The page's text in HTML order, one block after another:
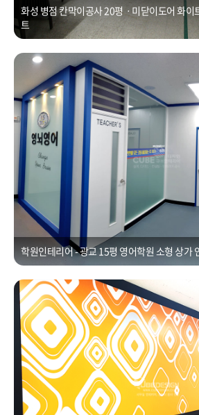
화성 병점 칸막이공사 20평ㆍ미닫이도어 화이
트
학원인테리어 - 광교 15평 영어학원 소형 상가 인
Posted on2021년 1월 1일by
학원인테리어 - 광교 15평 영어학원 소형 상가
입구파사드공사ㆍ수원 영통 학원 이미지월공사
Posted on2021년 1월 1일byCUBEDESIGN